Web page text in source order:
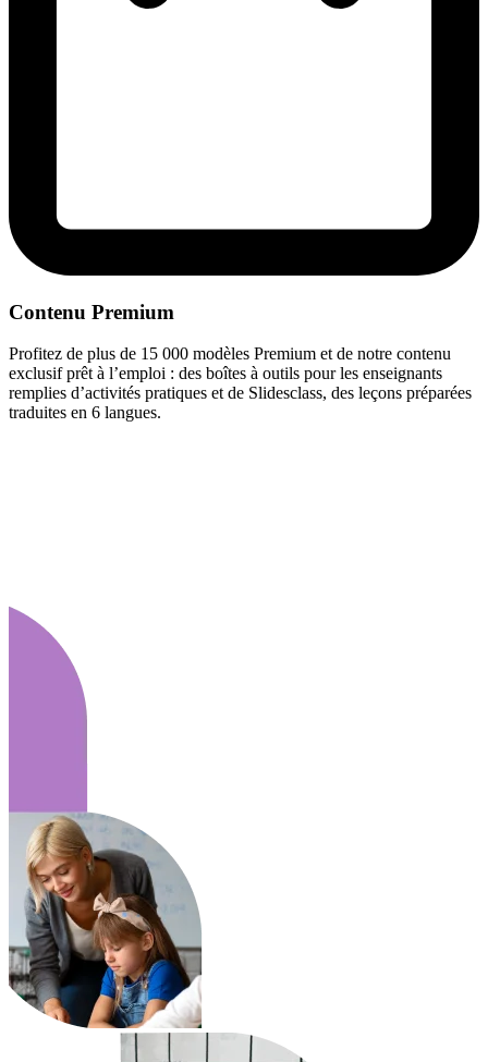
Contenu Premium
Profitez de plus de 15 000 modèles Premium et de notre contenu
exclusif prêt à l’emploi : des boîtes à outils pour les enseignants
remplies d’activités pratiques et de Slidesclass, des leçons préparées
traduites en 6 langues.